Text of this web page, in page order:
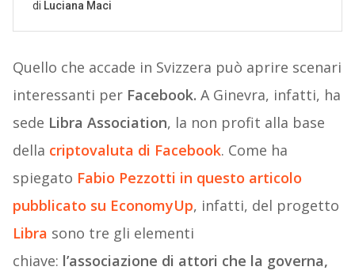
Quello che accade in Svizzera può aprire scenari
interessanti per Facebook. A Ginevra, infatti, ha
sede Libra Association, la non profit alla base
della criptovaluta di Facebook. Come ha
spiegato Fabio Pezzotti in questo articolo
pubblicato su EconomyUp, infatti, del progetto
Libra sono tre gli elementi
chiave: l’associazione di attori che la governa,